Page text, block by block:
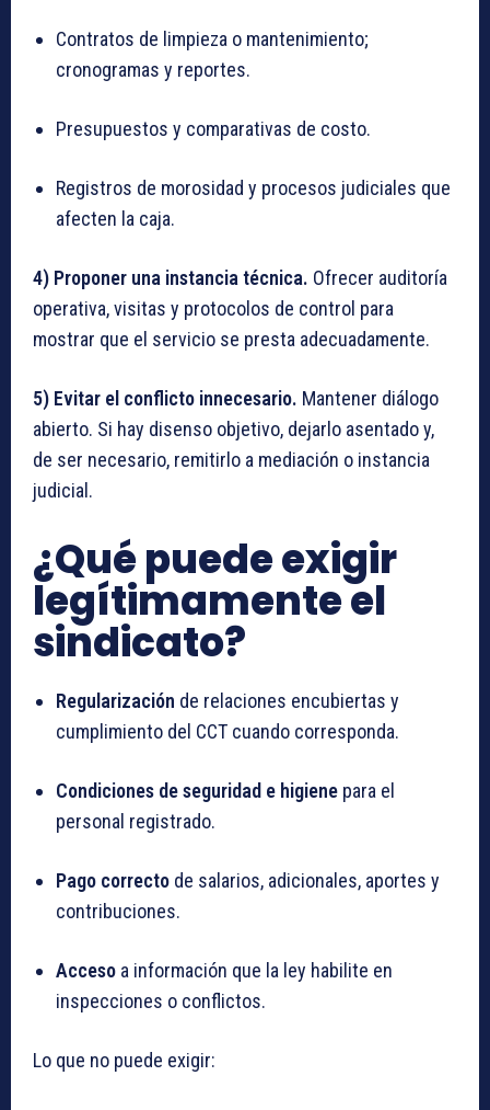
Contratos de limpieza o mantenimiento;
cronogramas y reportes.
Presupuestos y comparativas de costo.
Registros de morosidad y procesos judiciales que
afecten la caja.
4) Proponer una instancia técnica. Ofrecer auditoría
operativa, visitas y protocolos de control para
mostrar que el servicio se presta adecuadamente.
5) Evitar el conflicto innecesario. Mantener diálogo
abierto. Si hay disenso objetivo, dejarlo asentado y,
de ser necesario, remitirlo a mediación o instancia
judicial.
¿Qué puede exigir
legítimamente el
sindicato?
Regularización de relaciones encubiertas y
cumplimiento del CCT cuando corresponda.
Condiciones de seguridad e higiene para el
personal registrado.
Pago correcto de salarios, adicionales, aportes y
contribuciones.
Acceso a información que la ley habilite en
inspecciones o conflictos.
Lo que no puede exigir: